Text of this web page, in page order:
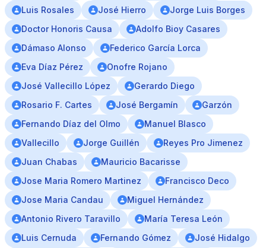
Luis Rosales
José Hierro
Jorge Luis Borges
Doctor Honoris Causa
Adolfo Bioy Casares
Dámaso Alonso
Federico García Lorca
Eva Díaz Pérez
Onofre Rojano
José Vallecillo López
Gerardo Diego
Rosario F. Cartes
José Bergamín
Garzón
Fernando Díaz del Olmo
Manuel Blasco
Vallecillo
Jorge Guillén
Reyes Pro Jimenez
Juan Chabas
Mauricio Bacarisse
Jose Maria Romero Martinez
Francisco Deco
Jose Maria Candau
Miguel Hernández
Antonio Rivero Taravillo
María Teresa León
Luis Cernuda
Fernando Gómez
José Hidalgo